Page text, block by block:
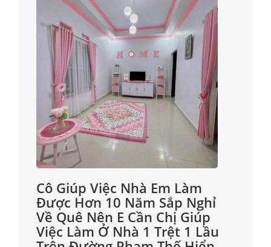
Cô Giúp Việc Nhà Em Làm
Được Hơn 10 Năm Sắp Nghỉ
Về Quê Nên E Cần Chị Giúp
Việc Làm Ở Nhà 1 Trệt 1 Lầu